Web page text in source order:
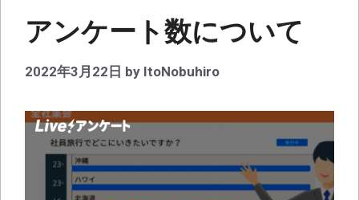
アンケート数について
2022年3月22日 by ItoNobuhiro